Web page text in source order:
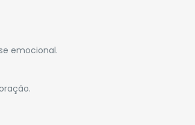
emocional.